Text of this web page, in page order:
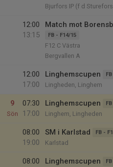
Bjurfors IP (f d Sturefors
12:00
13:15
Match mot
FB - F14/15
F12 C Västra
Bergvallen A
12:00
17:00
Linghemscupen
Lingheden, Linghem
9
Sön
07:30
17:00
Linghemscupen
Linghem, Lingheden
08:00
19:00
SM i Karlstad FB -
Karlstad
08:00
Linghemscupen